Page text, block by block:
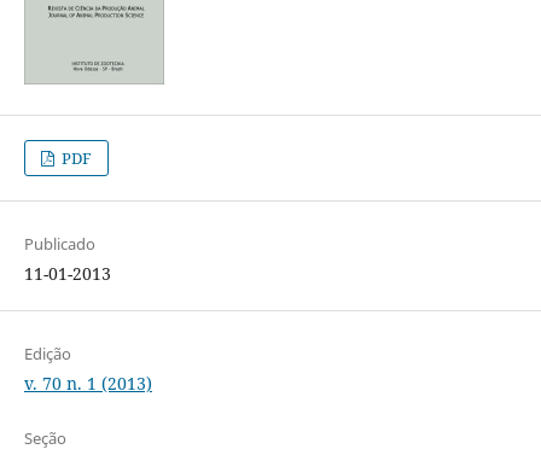
PDF
Publicado
11-01-2013
Edição
v. 70 n. 1 (2013)
Seção